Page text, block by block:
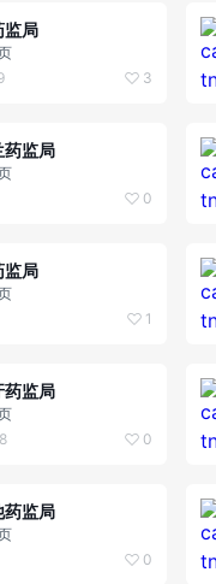
监局
3
药监局
0
监局
1
药监局
0
药监局
0